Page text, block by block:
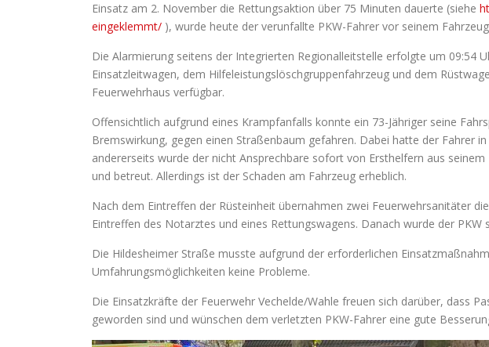
Einsatz am 2. November die Rettungsaktion über 75 Minuten dauerte (siehe
eingeklemmt/ ), wurde heute der verunfallte PKW-Fahrer vor seinem
Die Alarmierung seitens der Integrierten Regionalleitstelle erfolgte um 09:54
Einsatzleitwagen, dem Hilfeleistungslöschgruppenfahrzeug und dem
Feuerwehrhaus verfügbar.
Offensichtlich aufgrund eines Krampfanfalls konnte ein 73-Jähriger seine
Bremswirkung, gegen einen Straßenbaum gefahren. Dabei hatte der Fahrer
andererseits wurde der nicht Ansprechbare sofort von Ersthelfern aus
und betreut. Allerdings ist der Schaden am Fahrzeug erheblich.
Nach dem Eintreffen der Rüsteinheit übernahmen zwei Feuerwehrsanitäter
Eintreffen des Notarztes und eines Rettungswagens. Danach wurde der
Die Hildesheimer Straße musste aufgrund der erforderlichen
Umfahrungsmöglichkeiten keine Probleme.
Die Einsatzkräfte der Feuerwehr Vechelde/Wahle freuen sich darüber, dass
geworden sind und wünschen dem verletzten PKW-Fahrer eine gute